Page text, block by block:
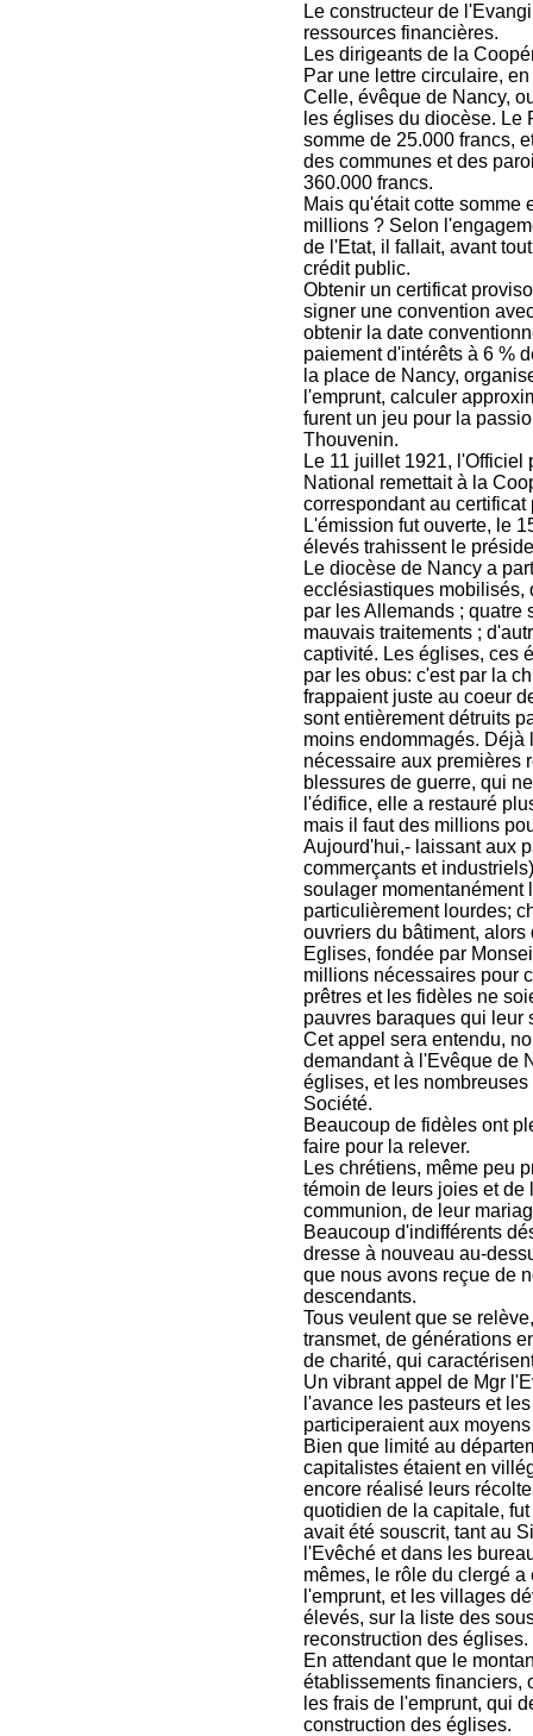
Le constructeur de
ressources financières.
Les dirigeants de la
Par une lettre circulaire,
Celle, évêque de Nancy,
les églises du diocèse. Le
somme de 25.000 francs,
des communes et des
360.000 francs.
Mais qu'était cotte somme
millions ? Selon
de l'Etat, il fallait, avant
crédit public.
Obtenir un certificat
signer une convention
obtenir la date
paiement d'intérêts à 6 %
la place de Nancy,
l'emprunt, calculer
furent un jeu pour la
Thouvenin.
Le 11 juillet 1921,
National remettait à la
correspondant au
L'émission fut ouverte, le
élevés trahissent le
Le diocèse de Nancy a
ecclésiastiques mobilisés,
par les Allemands ; quatre
mauvais traitements ;
captivité. Les églises, ces
par les obus: c'est par la
frappaient juste au coeur
sont entièrement détruits
moins endommagés. Déjà
nécessaire aux premières
blessures de guerre, qui
l'édifice, elle a restauré
mais il faut des millions
Aujourd'hui,- laissant aux
commerçants et
soulager momentanément
particulièrement lourdes;
ouvriers du bâtiment,
Eglises, fondée par
millions nécessaires pour
prêtres et les fidèles ne
pauvres baraques qui leur
Cet appel sera entendu,
demandant à l'Evêque de
églises, et les
Société.
Beaucoup de fidèles ont
faire pour la relever.
Les chrétiens, même peu
témoin de leurs joies et de
communion, de leur
Beaucoup d'indifférents
dresse à nouveau au-
que nous avons reçue de
descendants.
Tous veulent que se
transmet, de générations
de charité, qui
Un vibrant appel de Mgr
l'avance les pasteurs et
participeraient aux
Bien que limité au
capitalistes étaient en
encore réalisé leurs
quotidien de la capitale,
avait été souscrit, tant au
l'Evêché et dans les
mêmes, le rôle du clergé
l'emprunt, et les villages
élevés, sur la liste des
reconstruction des églises.
En attendant que le
établissements financiers,
les frais de l'emprunt, qui
construction des églises.